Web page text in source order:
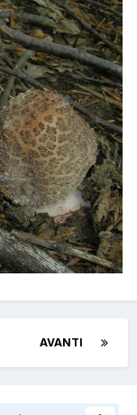
AVANTI